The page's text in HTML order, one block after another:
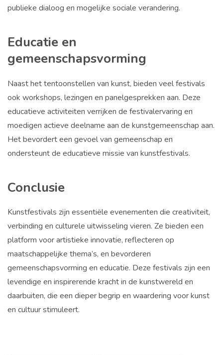
publieke dialoog en mogelijke sociale verandering.
Educatie en
gemeenschapsvorming
Naast het tentoonstellen van kunst, bieden veel festivals
ook workshops, lezingen en panelgesprekken aan. Deze
educatieve activiteiten verrijken de festivalervaring en
moedigen actieve deelname aan de kunstgemeenschap aan.
Het bevordert een gevoel van gemeenschap en
ondersteunt de educatieve missie van kunstfestivals.
Conclusie
Kunstfestivals zijn essentiële evenementen die creativiteit,
verbinding en culturele uitwisseling vieren. Ze bieden een
platform voor artistieke innovatie, reflecteren op
maatschappelijke thema’s, en bevorderen
gemeenschapsvorming en educatie. Deze festivals zijn een
levendige en inspirerende kracht in de kunstwereld en
daarbuiten, die een dieper begrip en waardering voor kunst
en cultuur stimuleert.